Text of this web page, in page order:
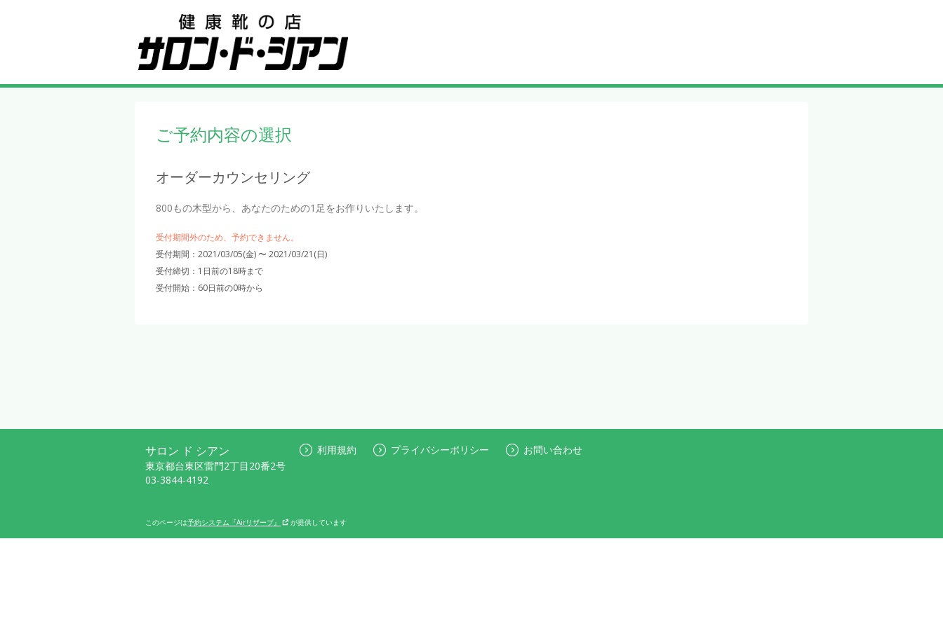
ご予約内容の選択
オーダーカウンセリング
800もの木型から、あなたのための1足をお作りいたします。
受付期間外のため、予約できません。
受付期間：2021/03/05(金) 〜 2021/03/21(日)
受付締切： 1日前の18時まで
受付開始： 60日前の0時から
サロン ド シアン
東京都台東区雷門2丁目20番2号
03-3844-4192
利用規約 プライバシーポリシー お問い合わせ
このページは予約システム『Airリザーブ』 が提供しています